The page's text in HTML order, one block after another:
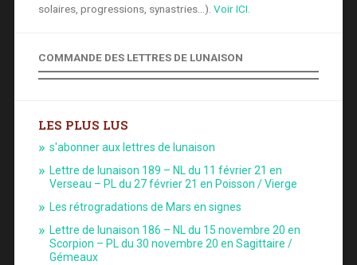
solaires, progressions, synastries...). Voir ICI.
COMMANDE DES LETTRES DE LUNAISON
LES PLUS LUS
s'abonner aux lettres de lunaison
Lettre de lunaison 189 – NL du 11 février 21 en
Verseau – PL du 27 février 21 en Poisson / Vierge
Les rétrogradations de Mars en signes
Lettre de lunaison 186 – NL du 15 novembre 20 en
Scorpion – PL du 30 novembre 20 en Sagittaire /
Gémeaux